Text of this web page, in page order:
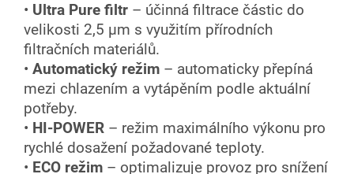
• Ultra Pure filtr – účinná filtrace částic do
velikosti 2,5 µm s využitím přírodních
filtračních materiálů.
• Automatický režim – automaticky přepíná
mezi chlazením a vytápěním podle aktuální
potřeby.
• HI-POWER – režim maximálního výkonu pro
rychlé dosažení požadované teploty.
• ECO režim – optimalizuje provoz pro snížení